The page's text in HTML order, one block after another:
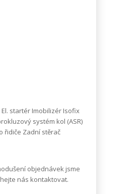
startér Imobilizér Isofix
systém kol (ASR)
řidiče Zadní stěrač
objednávek jsme
nás kontaktovat.